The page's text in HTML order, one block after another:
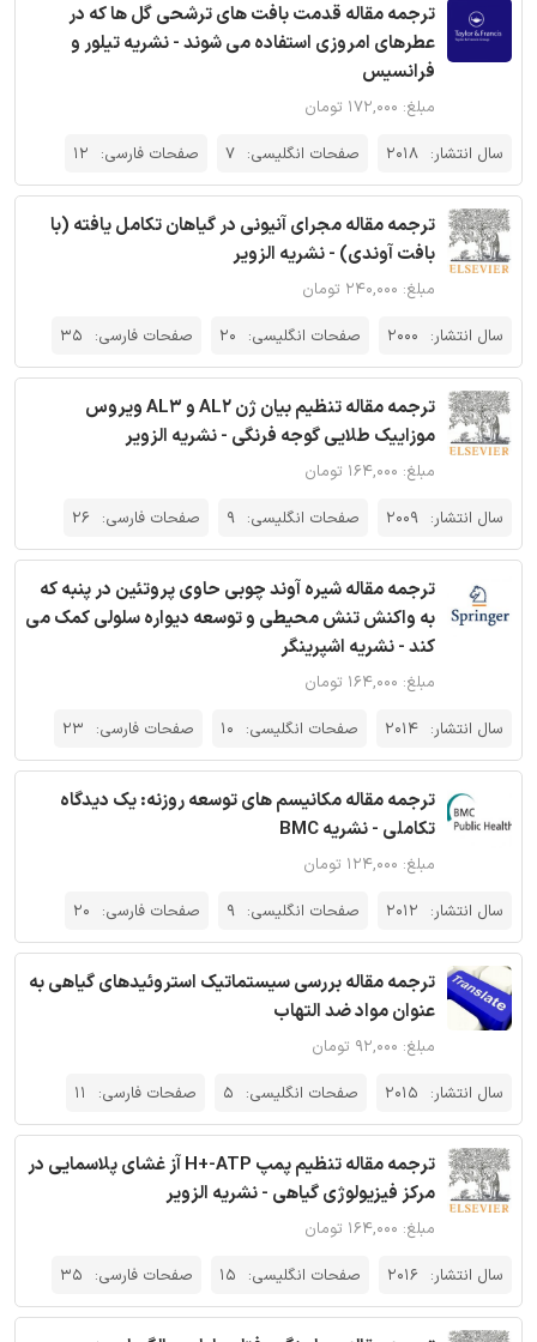
ترجمه مقاله قدمت بافت های ترشحی گل ها که در
عطرهای امروزی استفاده می شوند - نشریه تیلور و
فرانسیس
مبلغ: ۱۷۲,۰۰۰ تومان
سال انتشار: 2018 صفحات انگلیسی: 7 صفحات فارسی: 12
ترجمه مقاله مجرای آنیونی در گیاهان تکامل یافته (با
بافت آوندی) - نشریه الزویر
مبلغ: ۲۴۰,۰۰۰ تومان
سال انتشار: 2000 صفحات انگلیسی: 20 صفحات فارسی: 35
ترجمه مقاله تنظیم بیان ژن AL2 و AL3 ویروس
موزاییک طلایی گوجه فرنگی - نشریه الزویر
مبلغ: ۱۶۴,۰۰۰ تومان
سال انتشار: 2009 صفحات انگلیسی: 9 صفحات فارسی: 26
ترجمه مقاله شیره آوند چوبی حاوی پروتئین در پنبه که
به واکنش تنش محیطی و توسعه دیواره سلولی کمک می
کند - نشریه اشپرینگر
مبلغ: ۱۶۴,۰۰۰ تومان
سال انتشار: 2014 صفحات انگلیسی: 10 صفحات فارسی: 23
ترجمه مقاله مکانیسم های توسعه روزنه: یک دیدگاه
تکاملی - نشریه BMC
مبلغ: ۱۲۴,۰۰۰ تومان
سال انتشار: 2012 صفحات انگلیسی: 9 صفحات فارسی: 20
ترجمه مقاله بررسی سیستماتیک استروئیدهای گیاهی به
عنوان مواد ضد التهاب
مبلغ: ۹۲,۰۰۰ تومان
سال انتشار: 2015 صفحات انگلیسی: 5 صفحات فارسی: 11
ترجمه مقاله تنظیم پمپ H+-ATP آز غشای پلاسمایی در
مرکز فیزیولوژی گیاهی - نشریه الزویر
مبلغ: ۱۶۴,۰۰۰ تومان
سال انتشار: 2016 صفحات انگلیسی: 15 صفحات فارسی: 35